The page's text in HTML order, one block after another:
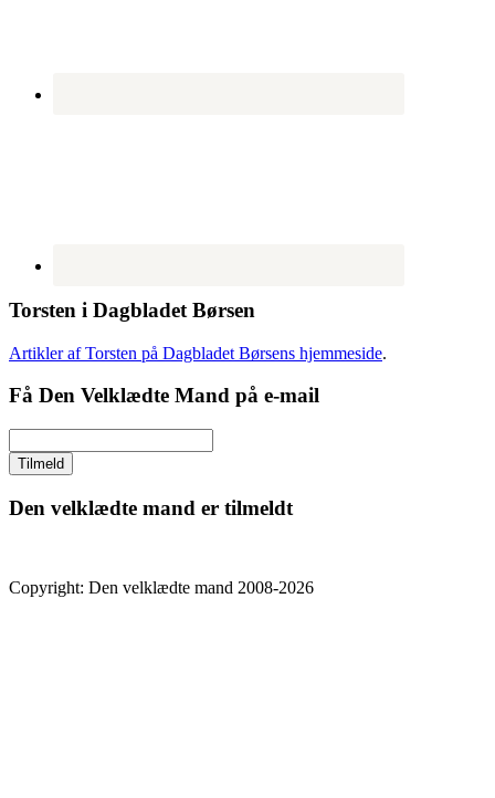
Torsten i Dagbladet Børsen
Artikler af Torsten på Dagbladet Børsens hjemmeside.
Få Den Velklædte Mand på e-mail
Den velklædte mand er tilmeldt
Copyright: Den velklædte mand 2008-2026